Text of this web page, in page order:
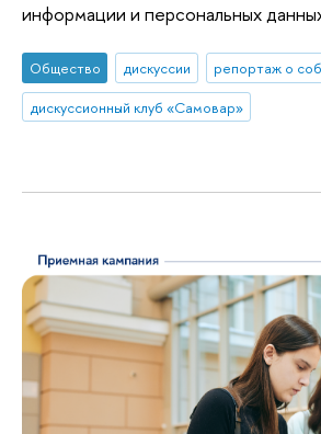
информации и персональных
Общество дискуссии
репортаж о
дискуссионный клуб «Самовар»